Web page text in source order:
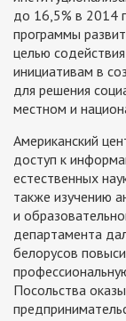
до 16,5% в 2014
программы
целью
инициативам в
для решения
местном и
Американский
доступ к
естественных
также изучению
и
департамента
белорусов
Посольства